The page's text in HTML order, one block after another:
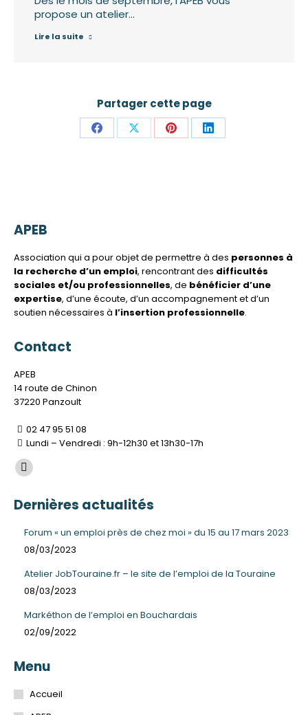
propose un atelier…
Lire la suite
Partager cette page
PartagerPartagerPartagerPartager
APEB
Association qui a pour objet de permettre à des personnes à
la recherche d’un emploi, rencontrant des difficultés
sociales et/ou professionnelles, de bénéficier d’une
expertise, d’une écoute, d’un accompagnement et d’un
soutien nécessaires à l’insertion professionnelle.
Contact
APEB
14 route de Chinon
37220 Panzoult
02 47 95 51 08
Lundi – Vendredi : 9h-12h30 et 13h30-17h
Trouvez nous sur :
La
Facebook
s'ouvre
dans
Dernières actualités
Forum « un emploi près de chez moi » du 15 au 17 mars 2023
08/03/2023
Atelier JobTouraine.fr – le site de l’emploi de la Touraine
08/03/2023
Markéthon de l’emploi en Bouchardais
02/09/2022
Menu
Accueil